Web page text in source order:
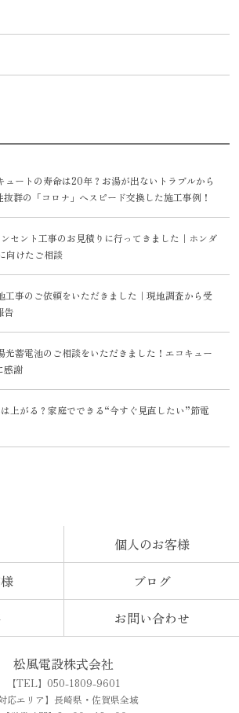
ュートの寿命は20年？お湯が出ないトラブルから
群の「コロナ」へスピード交換した施工事例！
セント工事のお見積りに行ってきました｜ホンダ
向けたご相談
工事のご依頼をいただきました｜現地調査から受
告
光蓄電池のご相談をいただきました！エコキュー
感謝
上がる？家庭でできる“今すぐ見直したい”節電
個人のお客様
ブログ
お問い合わせ
松風電設株式会社
【TEL】050-1809-9601
対応エリア】長崎県・佐賀県全域